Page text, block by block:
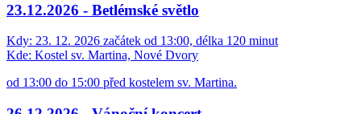
23.12.2026 - Betlémské světlo
Kdy: 23. 12. 2026 začátek od 13:00, délka 120 minut
Kde: Kostel sv. Martina, Nové Dvory
od 13:00 do 15:00 před kostelem sv. Martina.